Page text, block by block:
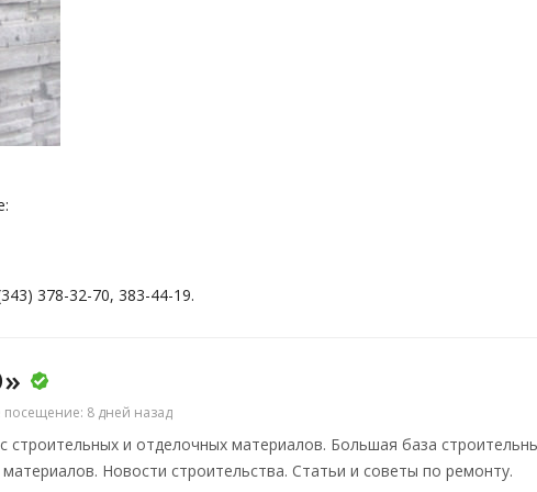
378-32-70, 383-44-19.
посещение: 8 дней назад
строительных и отделочных материалов. Большая база
Новости строительства. Статьи и советы по ремонту.